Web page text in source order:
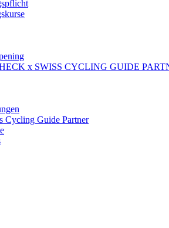
x SWISS CYCLING GUIDE
Cycling Guide Partner